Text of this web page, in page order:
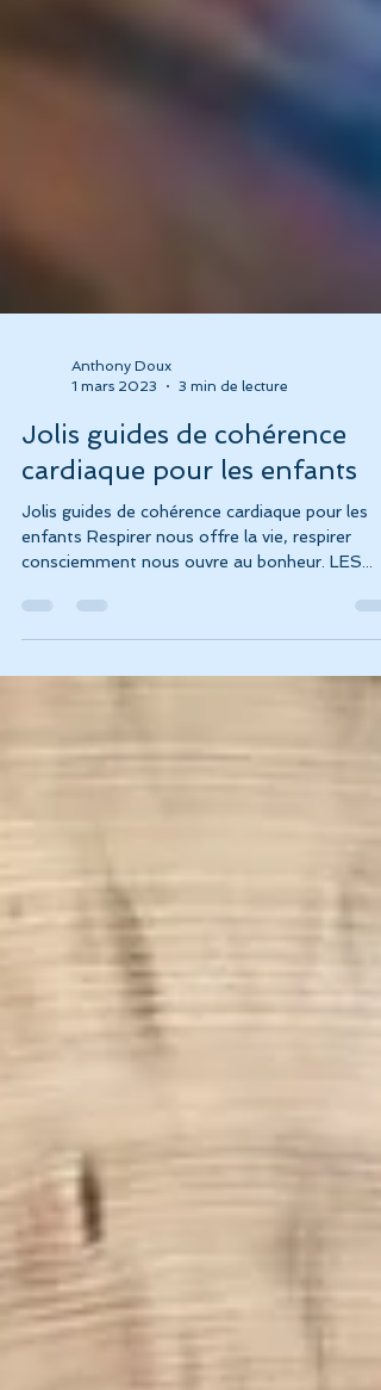
1 mars 2023
3 min de lecture
Jolis guides de cohérence
cardiaque pour les enfants
Jolis guides de cohérence cardiaque pour les
consciemment nous ouvre au bonheur. LES...